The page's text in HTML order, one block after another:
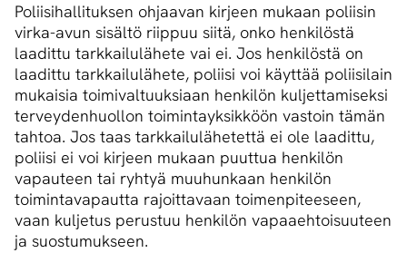
Poliisihallituksen ohjaavan kirjeen mukaan poliisin
virka-avun sisältö riippuu siitä, onko henkilöstä
laadittu tarkkailulähete vai ei. Jos henkilöstä on
laadittu tarkkailulähete, poliisi voi käyttää poliisilain
mukaisia toimivaltuuksiaan henkilön kuljettamiseksi
terveydenhuollon toimintayksikköön vastoin tämän
tahtoa. Jos taas tarkkailulähetettä ei ole laadittu,
poliisi ei voi kirjeen mukaan puuttua henkilön
vapauteen tai ryhtyä muuhunkaan henkilön
toimintavapautta rajoittavaan toimenpiteeseen,
vaan kuljetus perustuu henkilön vapaaehtoisuuteen
ja suostumukseen.